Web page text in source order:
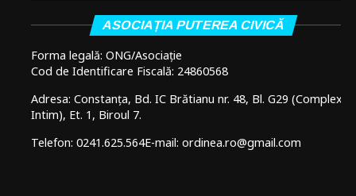
ASOCIAȚIA PUTEREA CIVICĂ
Forma legală: ONG/Asociație
Cod de Identificare Fiscală: 24860568
Adresa: Constanța, Bd. IC Brătianu nr. 48, Bl. G29 (Complex
Intim), Et. 1, Biroul 7.
Telefon: 0241.625.564E-mail: ordinea.ro@gmail.com